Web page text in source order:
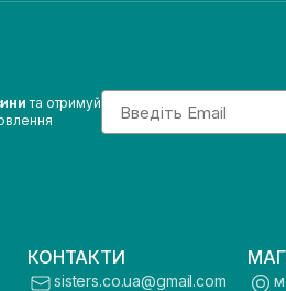
та отримуйEmail
КОНТАКТИ
sisters.co.ua@gmail.com